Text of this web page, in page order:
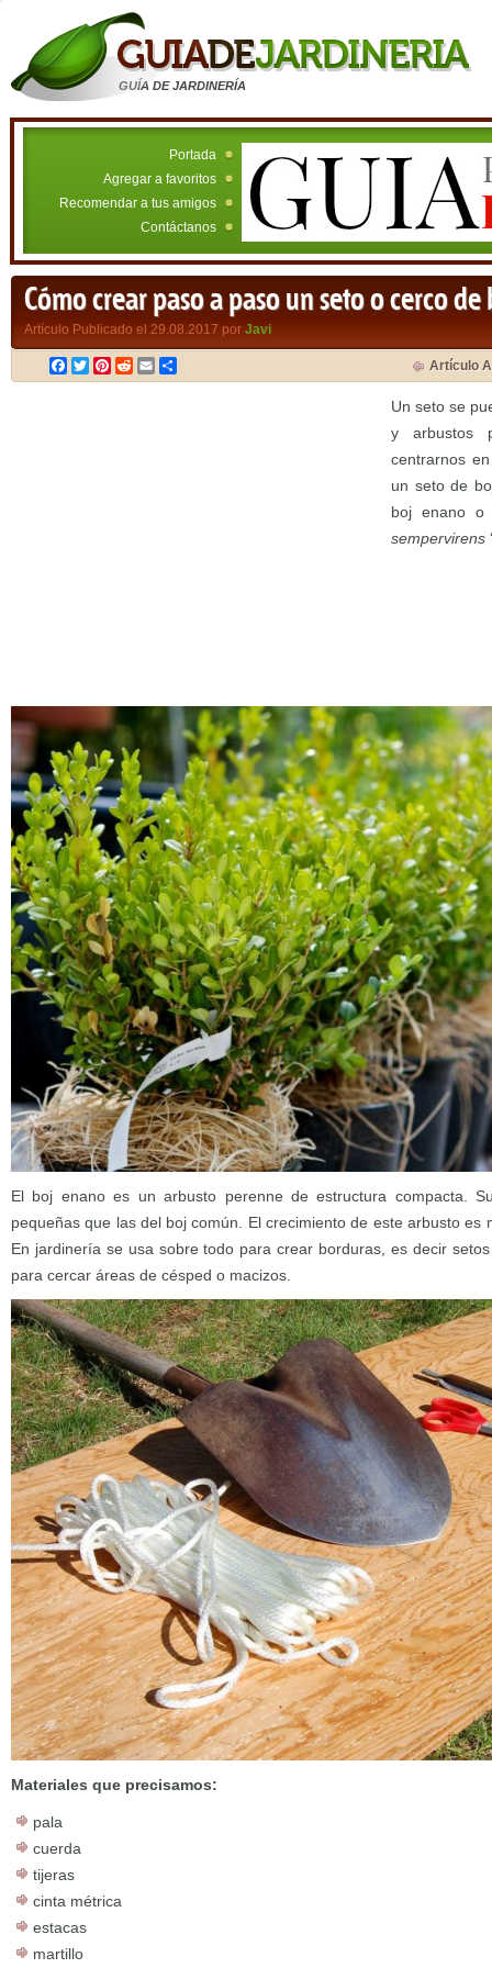
GUÍA DE JARDINERÍA
Portada
Agregar a favoritos
Recomendar a tus amigos
Contáctanos
Cómo crear paso a paso un seto o cerco de
Artículo Publicado el 29.08.2017 por Javi
Facebook
TwitterPinterest
RedditEmail Artículo
Un seto se
y arbustos
centrarnos
un seto de
boj enano
sempervirens
El boj enano es un arbusto perenne de estructura compacta.
pequeñas que las del boj común. El crecimiento de este arbusto es
En jardinería se usa sobre todo para crear borduras, es decir
para cercar áreas de césped o macizos.
Materiales que precisamos:
pala
cuerda
tijeras
cinta métrica
estacas
martillo